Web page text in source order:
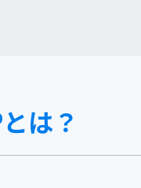
は？